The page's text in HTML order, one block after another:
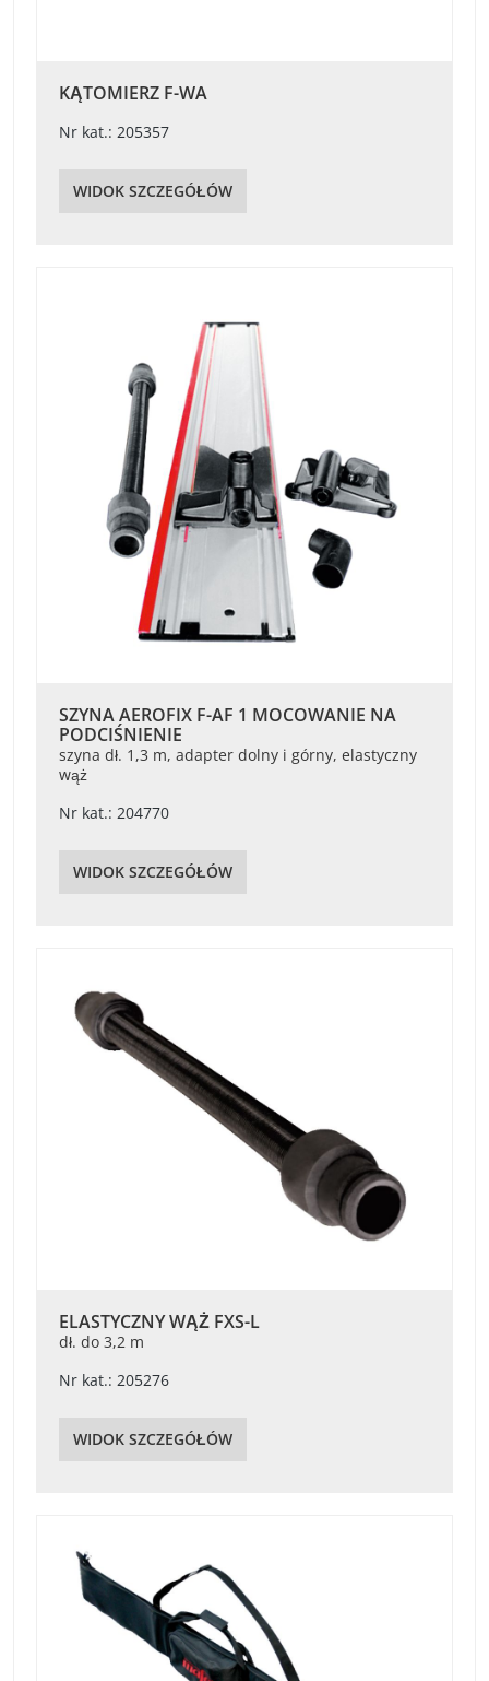
KĄTOMIERZ F-WA
Nr kat.: 205357
WIDOK SZCZEGÓŁÓW
SZYNA AEROFIX F-AF 1 MOCOWANIE NA
PODCIŚNIENIE
szyna dł. 1,3 m, adapter dolny i górny, elastyczny
wąż
Nr kat.: 204770
WIDOK SZCZEGÓŁÓW
ELASTYCZNY WĄŻ FXS-L
dł. do 3,2 m
Nr kat.: 205276
WIDOK SZCZEGÓŁÓW